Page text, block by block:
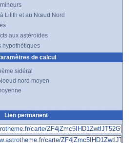
Lilith et au Nœud Nord
aux astéroïdes
hypothétiques
de calcul
sidéral
nord moyen
Lien permanent